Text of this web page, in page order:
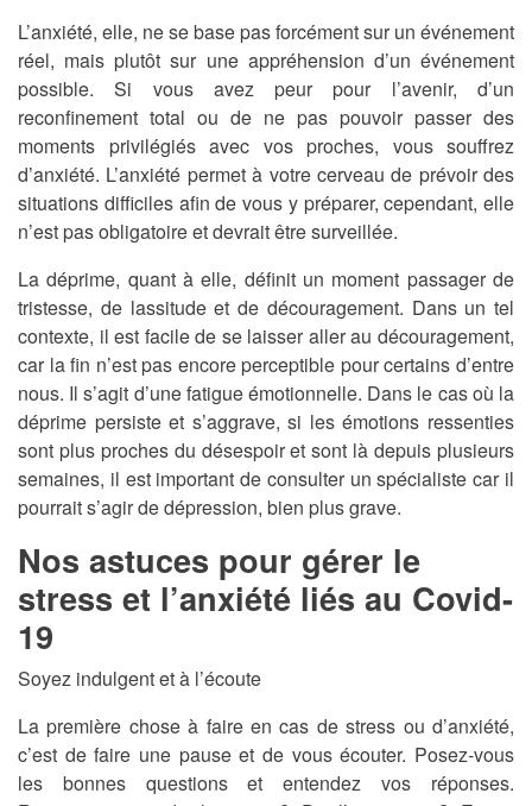
L’anxiété, elle, ne se base pas forcément sur un événement
réel, mais plutôt sur une appréhension d’un événement
possible. Si vous avez peur pour l’avenir, d’un
reconfinement total ou de ne pas pouvoir passer des
moments privilégiés avec vos proches, vous souffrez
d’anxiété. L’anxiété permet à votre cerveau de prévoir des
situations difficiles afin de vous y préparer, cependant, elle
n’est pas obligatoire et devrait être surveillée.
La déprime, quant à elle, définit un moment passager de
tristesse, de lassitude et de découragement. Dans un tel
contexte, il est facile de se laisser aller au découragement,
car la fin n’est pas encore perceptible pour certains d’entre
nous. Il s’agit d’une fatigue émotionnelle. Dans le cas où la
déprime persiste et s’aggrave, si les émotions ressenties
sont plus proches du désespoir et sont là depuis plusieurs
semaines, il est important de consulter un spécialiste car il
pourrait s’agir de dépression, bien plus grave.
Nos astuces pour gérer le
stress et l’anxiété liés au Covid-
19
Soyez indulgent et à l’écoute
La première chose à faire en cas de stress ou d’anxiété,
c’est de faire une pause et de vous écouter. Posez-vous
les bonnes questions et entendez vos réponses.